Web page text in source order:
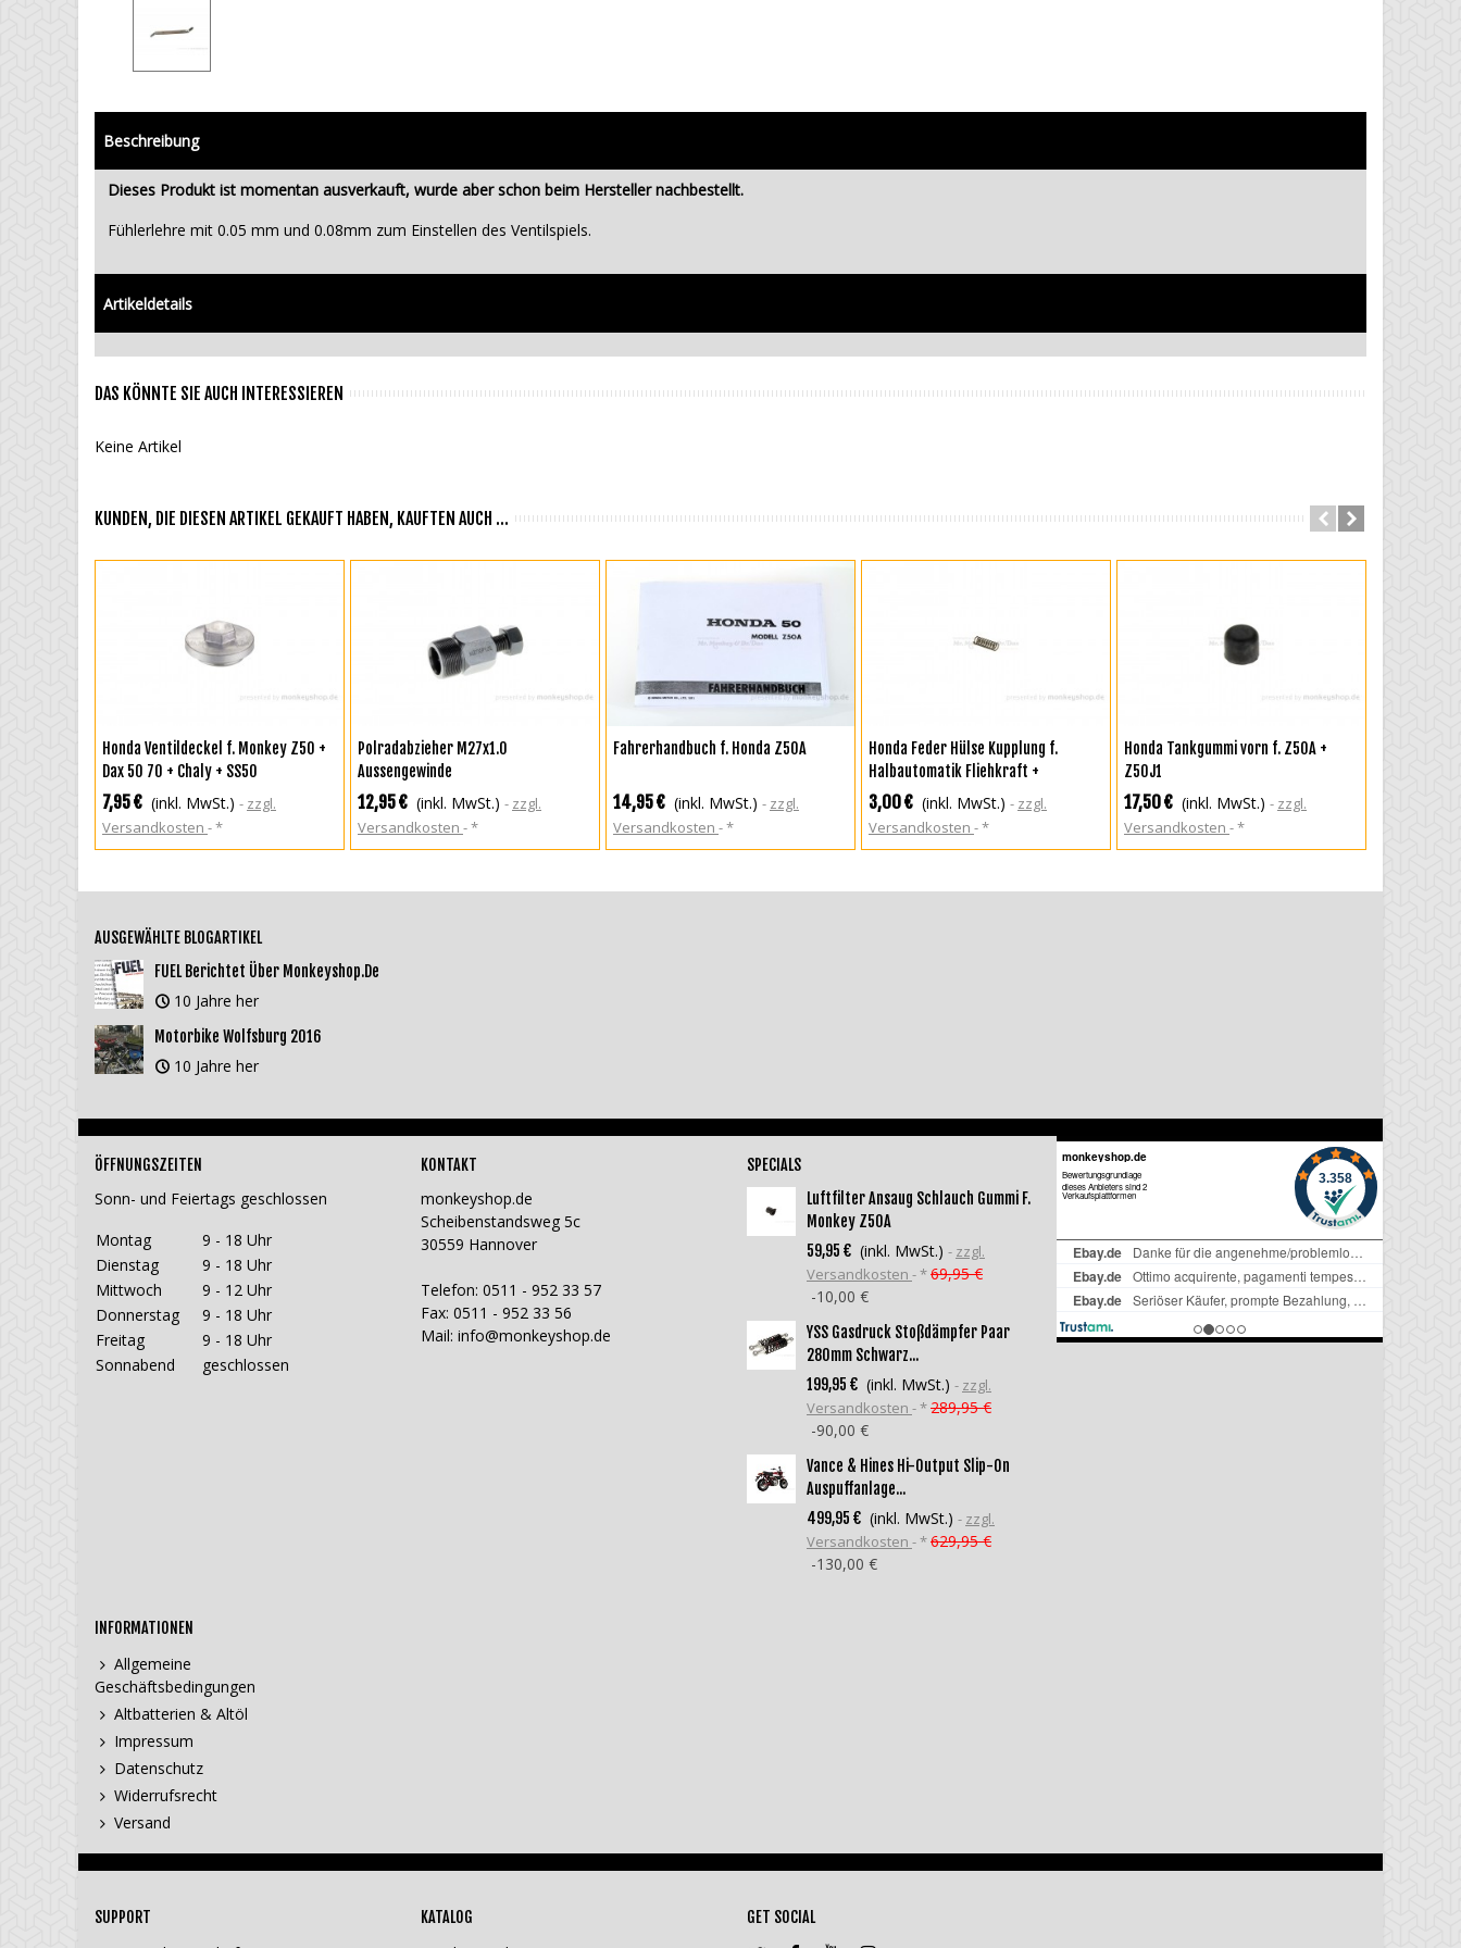
Beschreibung
Dieses Produkt ist momentan ausverkauft, wurde aber schon beim Hersteller nachbestellt.
Fühlerlehre mit 0.05 mm und 0.08mm zum Einstellen des Ventilspiels.
Artikeldetails
DAS KÖNNTE SIE AUCH INTERESSIEREN
Keine Artikel
KUNDEN, DIE DIESEN ARTIKEL GEKAUFT HABEN, KAUFTEN AUCH ...
IN DEN WARENKORB
Honda Ventildeckel f. Monkey Z50 +
Dax 50 70 + Chaly + SS50
7,95 € (inkl. MwSt.)
zzgl.
Versandkosten
*
IN DEN WARENKORB
Polradabzieher M27x1.0
Aussengewinde
12,95 € (inkl. MwSt.)
zzgl.
Versandkosten
*
IN DEN WARENKORB
Fahrerhandbuch f. Honda Z50A
14,95 € (inkl. MwSt.)
zzgl.
Versandkosten
*
IN DEN WARENKORB
Honda Feder Hülse Kupplung f.
Halbautomatik Fliehkraft +
Handkupplung
3,00 € (inkl. MwSt.)
zzgl.
Versandkosten
*
IN DEN WARENKORB
Honda Tankgummi vorn f. Z50A +
Z50J1
17,50 € (inkl. MwSt.)
zzgl.
Versandkosten
*
AUSGEWÄHLTE BLOGARTIKEL
FUEL Berichtet Über Monkeyshop.de
10 Jahre her
Motorbike Wolfsburg 2016
10 Jahre her
ÖFFNUNGSZEITEN
Sonn- und Feiertags geschlossen
Montag
9 - 18 Uhr
Dienstag
9 - 18 Uhr
Mittwoch
9 - 12 Uhr
Donnerstag
9 - 18 Uhr
Freitag
9 - 18 Uhr
Sonnabend
geschlossen
KONTAKT
monkeyshop.de
Scheibenstandsweg 5c
30559 Hannover
Telefon: 0511 - 952 33 57
Fax: 0511 - 952 33 56
Mail: info@monkeyshop.de
SPECIALS
Luftfilter Ansaug Schlauch Gummi F.
Monkey Z50A
59,95 € (inkl. MwSt.)
zzgl.
Versandkosten
*69,95 €
-10,00 €
YSS Gasdruck Stoßdämpfer Paar
280mm Schwarz...
199,95 € (inkl. MwSt.)
zzgl.
Versandkosten
*289,95 €
-90,00 €
Vance & Hines Hi-Output Slip-On
Auspuffanlage...
499,95 € (inkl. MwSt.)
zzgl.
Versandkosten
*629,95 €
-130,00 €
INFORMATIONEN
Allgemeine
Geschäftsbedingungen
Altbatterien & Altöl
Impressum
Datenschutz
Widerrufsrecht
Versand
SUPPORT KATALOG GET SOCIAL